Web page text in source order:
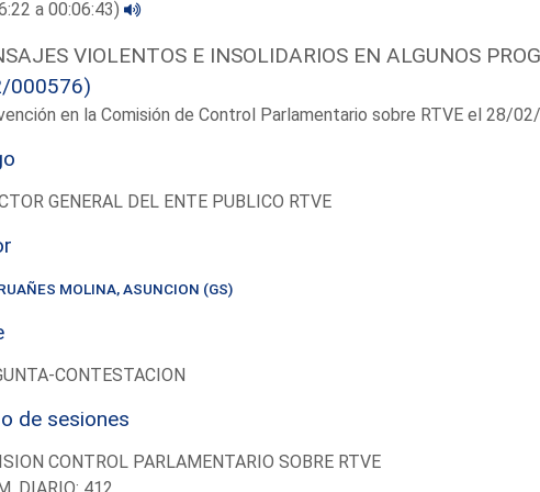
a 00:06:43)
VIOLENTOS E INSOLIDARIOS EN ALGUNOS
000576)
en la Comisión de Control Parlamentario sobre RTVE el 28/
GENERAL DEL ENTE PUBLICO RTVE
MOLINA, ASUNCION (GS)
CONTESTACION
de sesiones
CONTROL PARLAMENTARIO SOBRE RTVE
DIARIO: 412